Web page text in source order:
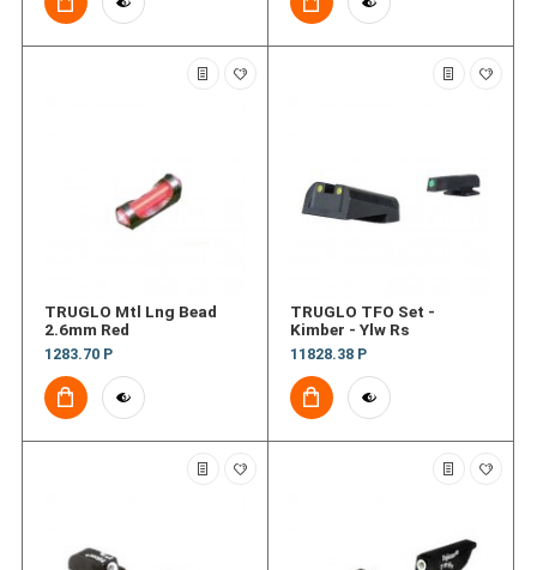
TRUGLO Mtl Lng Bead
2.6mm Red
1283.70 Р
TRUGLO TFO Set -
Kimber - Ylw Rs
11828.38 Р